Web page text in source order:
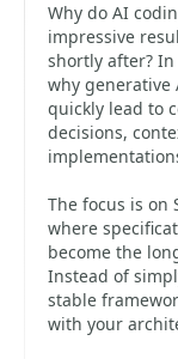
Why do AI
impressive
shortly after?
why generative
quickly lead to
decisions,
The focus is on
where
become the
Instead of
stable
with your